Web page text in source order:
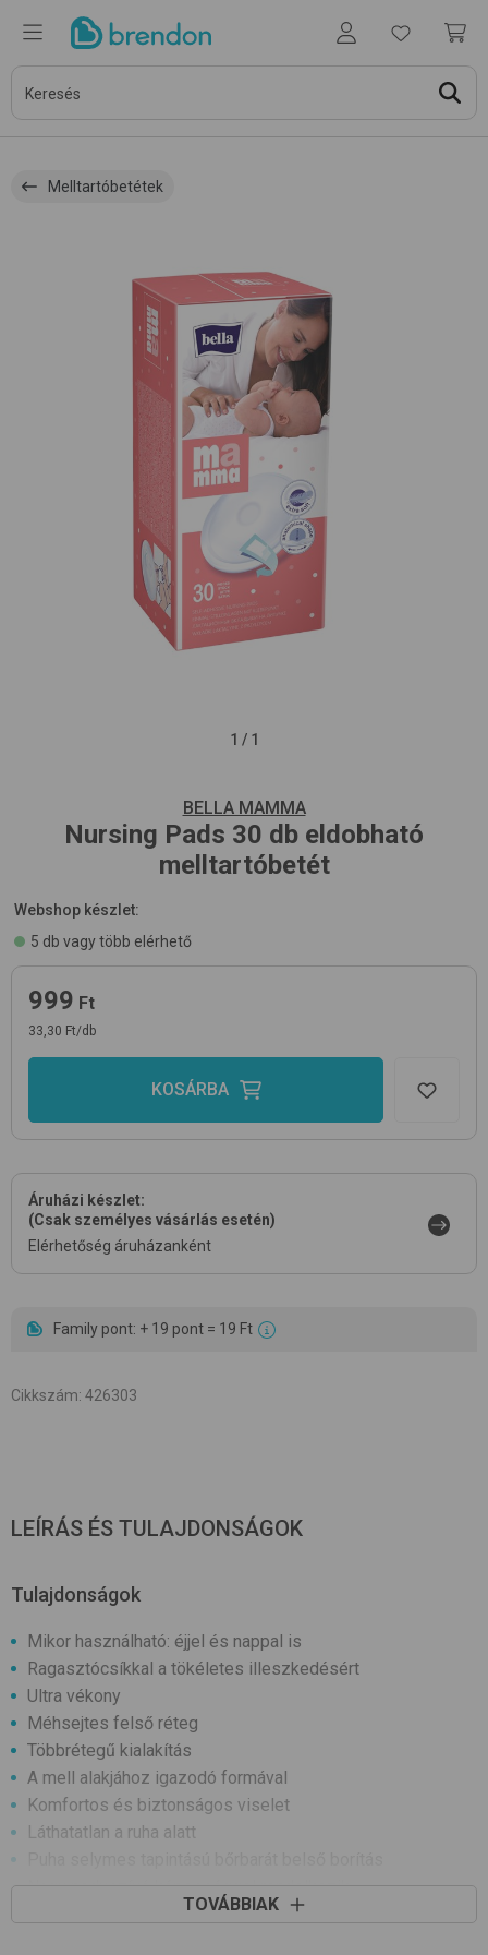
Melltartóbetétek
1 / 1
BELLA MAMMA
Nursing Pads 30 db eldobható
melltartóbetét
Webshop készlet:
5 db vagy több elérhető
999 Ft
33,30 Ft/db
KOSÁRBA
Áruházi készlet:
(Csak személyes vásárlás esetén)
Elérhetőség áruházanként
Family pont: + 19 pont = 19 Ft
Cikkszám: 426303
LEÍRÁS ÉS TULAJDONSÁGOK
Tulajdonságok
Mikor használható: éjjel és nappal is
Ragasztócsíkkal a tökéletes illeszkedésért
Ultra vékony
Méhsejtes felső réteg
Többrétegű kialakítás
A mell alakjához igazodó formával
Komfortos és biztonságos viselet
Láthatatlan a ruha alatt
Nagy nedvszívó képességgel rendelkezik
TOVÁBBIAK